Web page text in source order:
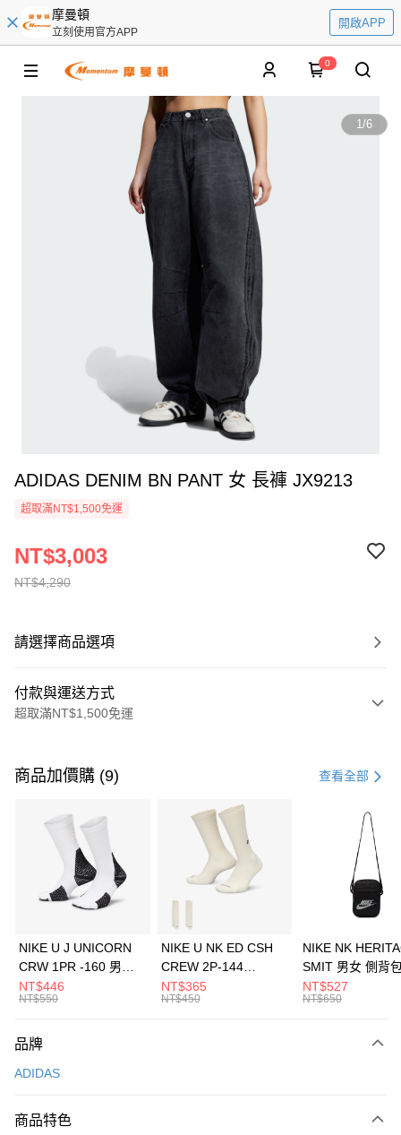
摩曼頓
立刻使用官方APP
開啟APP
0
1/6
ADIDAS DENIM BN PANT 女 長褲 JX9213
超取滿NT$1,500免運
NT$4,290
NT$3,003
請選擇商品選項
付款與運送方式
超取滿NT$1,500免運
信用卡一次付款
3 期 0 利率 每期 21家銀行
合作金庫商業銀行
第一商業銀行
華南商業銀行
彰化商業銀行
上海商業儲蓄銀行
元大商業銀行
台灣樂天信用卡公司
Apple Pay
全盈+PAY
AFTEE先享後付
【關於「AFTEE先享後付」】
便利好安心！
３．安心：先確認商品／服務後，再付款。
運送方式
每筆NT$100，滿NT$1,500(含以上)免運費
商品加價購 (9) 查看全部
NIKE U J UNICORN
CRW 1PR -160 男女
中統襪 FZ3393100
NT$446
NT$550
NIKE U NK ED CSH
CREW 2P-144
EMBRDY 男女 短統襪
FZ3073133
NT$365
NT$450
NIKE NK
SMIT 男女 側背
BA5871010
NT$527
NT$650
品牌
ADIDAS
商品特色